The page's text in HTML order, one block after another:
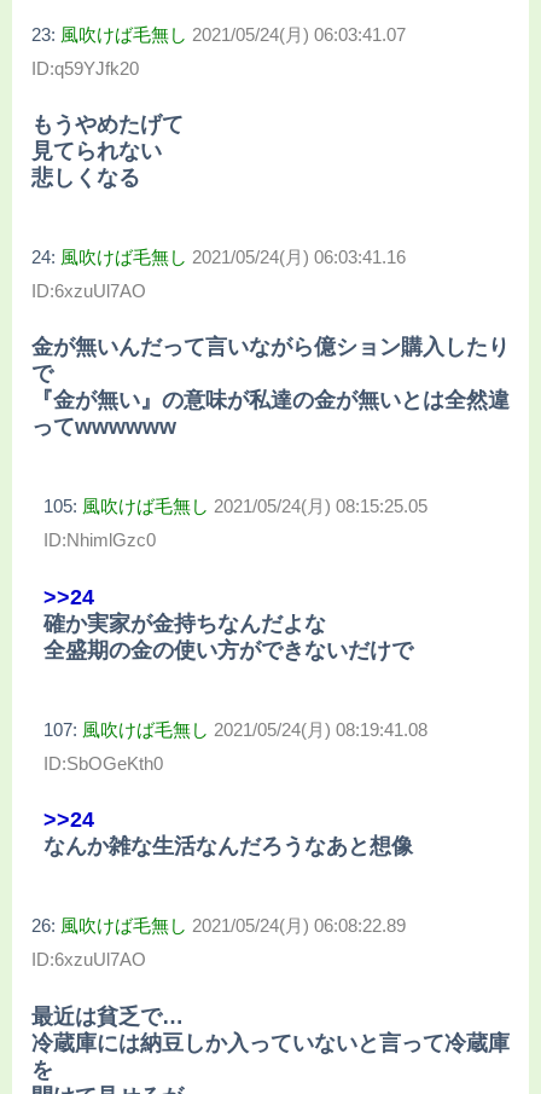
23: 風吹けば毛無し 2021/05/24(月) 06:03:41.07
ID:q59YJfk20
もうやめたげて
見てられない
悲しくなる
24: 風吹けば毛無し 2021/05/24(月) 06:03:41.16
ID:6xzuUl7AO
金が無いんだって言いながら億ション購入したり
で
『金が無い』の意味が私達の金が無いとは全然違
ってwwwwww
105: 風吹けば毛無し 2021/05/24(月) 08:15:25.05
ID:NhimlGzc0
>>24
確か実家が金持ちなんだよな
全盛期の金の使い方ができないだけで
107: 風吹けば毛無し 2021/05/24(月) 08:19:41.08
ID:SbOGeKth0
>>24
なんか雑な生活なんだろうなあと想像
26: 風吹けば毛無し 2021/05/24(月) 06:08:22.89
ID:6xzuUl7AO
最近は貧乏で…
冷蔵庫には納豆しか入っていないと言って冷蔵庫
を